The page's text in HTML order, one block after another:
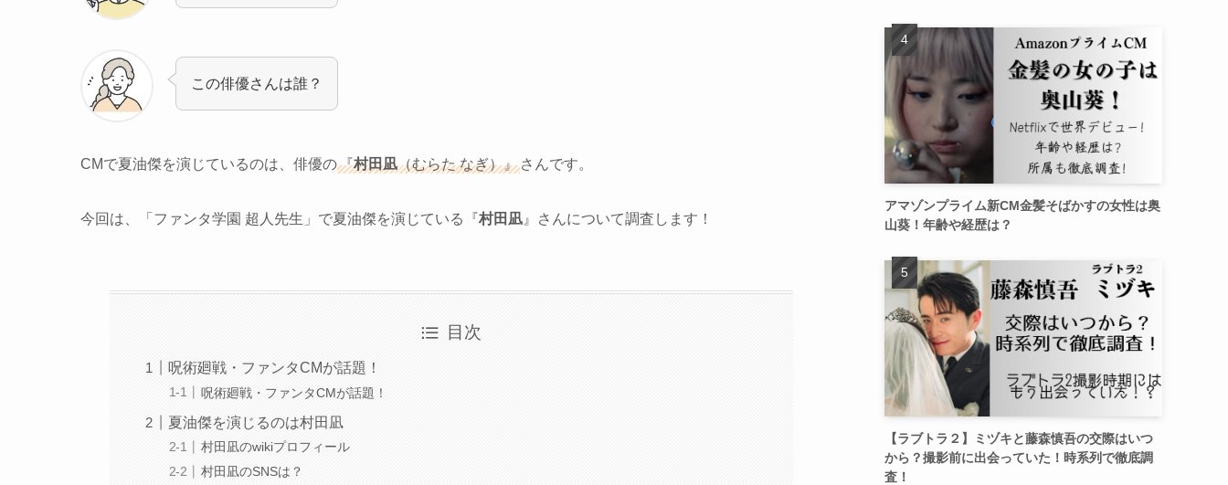
この俳優さんは誰？
CMで夏油傑を演じているのは、俳優の『村田凪（むらた なぎ）』 さんです。
今回は、「ファンタ学園 超人先生」で夏油傑を演じている『村田凪』さんについて調査します！
目次
呪術廻戦・ファンタCMが話題！
呪術廻戦・ファンタCMが話題！
夏油傑を演じるのは村田凪
村田凪のwikiプロフィール
村田凪のSNSは？
アマゾンプライム新CM金髪そばかすの女性は奥
山葵！年齢や経歴は？
【ラブトラ２】ミヅキと藤森慎吾の交際はいつ
から？撮影前に出会っていた！時系列で徹底調
査！